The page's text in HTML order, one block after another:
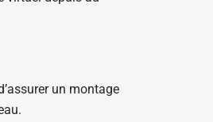
un montage